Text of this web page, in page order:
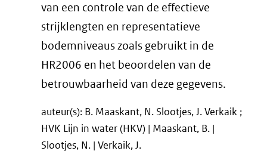
van een controle van de effectieve
strijklengten en representatieve
bodemniveaus zoals gebruikt in de
HR2006 en het beoordelen van de
betrouwbaarheid van deze gegevens.
auteur(s): B. Maaskant, N. Slootjes, J. Verkaik ;
HVK Lijn in water (HKV) | Maaskant, B. |
Slootjes, N. | Verkaik, J.